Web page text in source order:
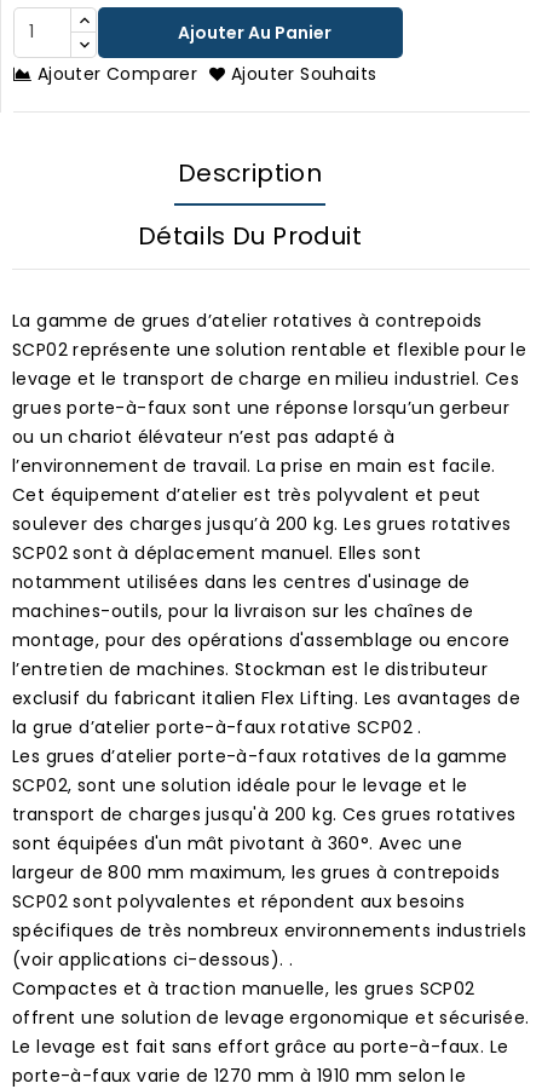
Ajouter Au Panier
Ajouter Comparer
Ajouter Souhaits
Description
Détails Du Produit
La gamme de grues d’atelier rotatives à contrepoids
SCP02 représente une solution rentable et flexible pour le
levage et le transport de charge en milieu industriel. Ces
grues porte-à-faux sont une réponse lorsqu’un gerbeur
ou un chariot élévateur n’est pas adapté à
l’environnement de travail. La prise en main est facile.
Cet équipement d’atelier est très polyvalent et peut
soulever des charges jusqu’à 200 kg. Les grues rotatives
SCP02 sont à déplacement manuel. Elles sont
notamment utilisées dans les centres d'usinage de
machines-outils, pour la livraison sur les chaînes de
montage, pour des opérations d'assemblage ou encore
l’entretien de machines. Stockman est le distributeur
exclusif du fabricant italien Flex Lifting. Les avantages de
la grue d’atelier porte-à-faux rotative SCP02 .
Les grues d’atelier porte-à-faux rotatives de la gamme
SCP02, sont une solution idéale pour le levage et le
transport de charges jusqu'à 200 kg. Ces grues rotatives
sont équipées d'un mât pivotant à 360°. Avec une
largeur de 800 mm maximum, les grues à contrepoids
SCP02 sont polyvalentes et répondent aux besoins
spécifiques de très nombreux environnements industriels
(voir applications ci-dessous). .
Compactes et à traction manuelle, les grues SCP02
offrent une solution de levage ergonomique et sécurisée.
Le levage est fait sans effort grâce au porte-à-faux. Le
porte-à-faux varie de 1270 mm à 1910 mm selon le